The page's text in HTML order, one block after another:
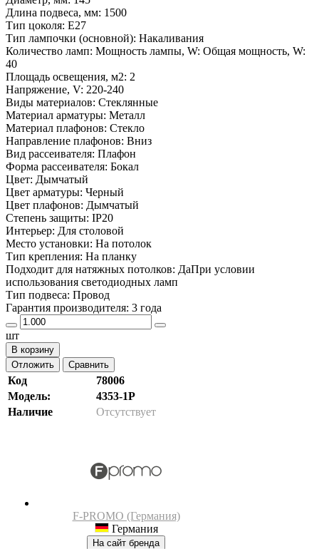
Длина подвеса, мм: 1500
Тип цоколя: E27
Тип лампочки (основной): Накаливания
Количество ламп: Мощность лампы, W: Общая мощность, W:
40
Площадь освещения, м2: 2
Напряжение, V: 220-240
Виды материалов: Стеклянные
Материал арматуры: Металл
Материал плафонов: Стекло
Направление плафонов: Вниз
Вид рассеивателя: Плафон
Форма рассеивателя: Бокал
Цвет: Дымчатый
Цвет арматуры: Черный
Цвет плафонов: Дымчатый
Степень защиты: IP20
Интерьер: Для столовой
Место установки: На потолок
Тип крепления: На планку
Подходит для натяжных потолков: ДаПри условии
использования светодиодных ламп
Тип подвеса: Провод
Гарантия производителя: 3 года
шт
В корзину
Отложить
Сравнить
Код
78006
Модель:
4353-1P
Наличие
Отсутствует
F-PROMO (Германия)
Германия
На сайт бренда